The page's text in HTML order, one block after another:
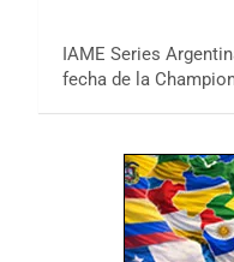
IAME Series
fecha de la